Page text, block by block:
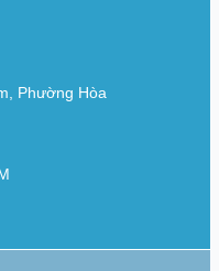
Phường Hòa